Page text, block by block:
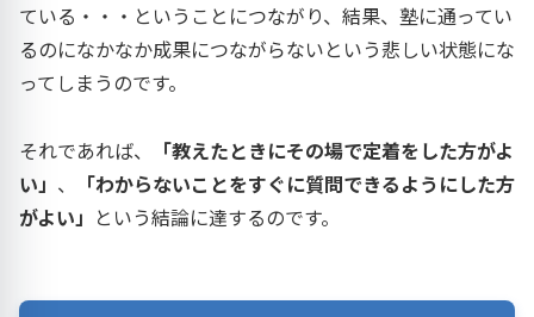
ている・・・ということにつながり、結果、塾に通ってい
るのになかなか成果につながらないという悲しい状態にな
ってしまうのです。
それであれば、
「教えたときにその場で定着をした方がよ
い」 、
「わからないことをすぐに質問できるようにした方
がよい」 という結論に達するのです。